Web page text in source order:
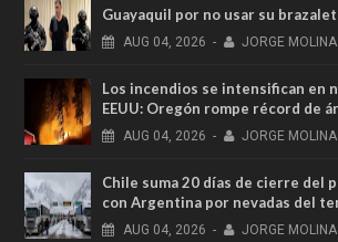
Guayaquil por no usar su
AUG 04, 2026 - JORGE MOLINA
Los incendios se intensifican en
EEUU: Oregón rompe récord de
AUG 04, 2026 - JORGE MOLINA
Chile suma 20 días de cierre del
con Argentina por nevadas del
AUG 04, 2026 - JORGE MOLINA